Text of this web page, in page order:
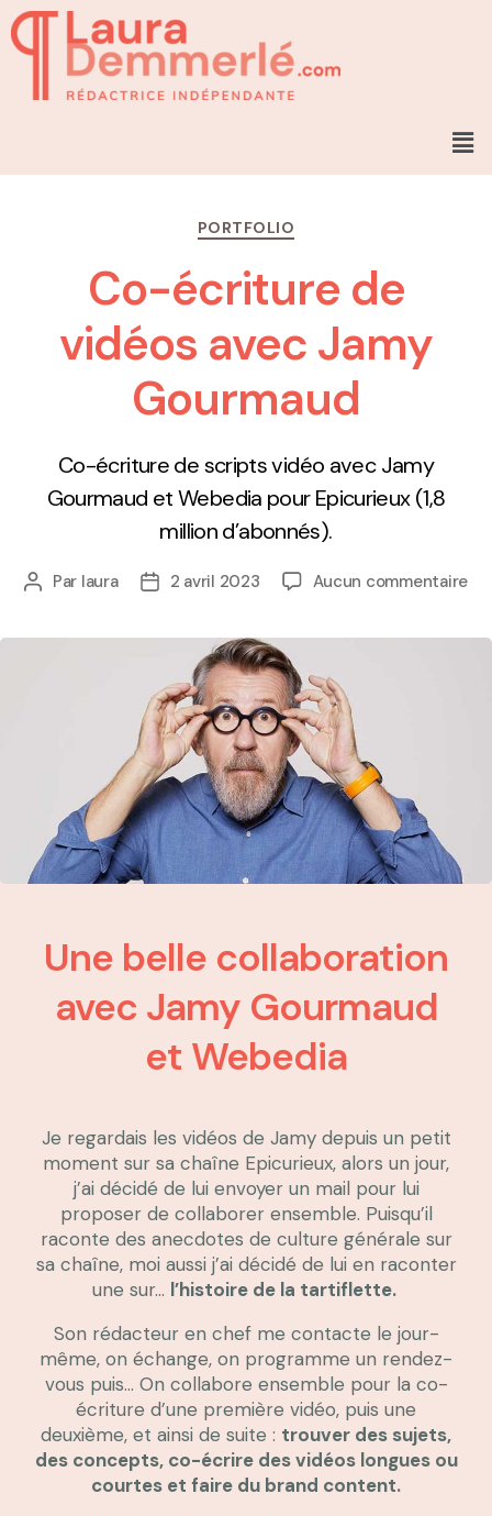
PORTFOLIO
Co-écriture de
vidéos avec Jamy
Gourmaud
Co-écriture de scripts vidéo avec Jamy
Gourmaud et Webedia pour Epicurieux (1,8
million d’abonnés).
Par laura 2 avril 2023 Aucun commentaire
Une belle collaboration
avec Jamy Gourmaud
et Webedia
Je regardais les vidéos de Jamy depuis un petit
moment sur sa chaîne Epicurieux, alors un jour,
j’ai décidé de lui envoyer un mail pour lui
proposer de collaborer ensemble. Puisqu’il
raconte des anecdotes de culture générale sur
sa chaîne, moi aussi j’ai décidé de lui en raconter
une sur… l’histoire de la tartiflette.
Son rédacteur en chef me contacte le jour-
même, on échange, on programme un rendez-
vous puis… On collabore ensemble pour la co-
écriture d’une première vidéo, puis une
deuxième, et ainsi de suite : trouver des sujets,
des concepts, co-écrire des vidéos longues ou
courtes et faire du brand content.